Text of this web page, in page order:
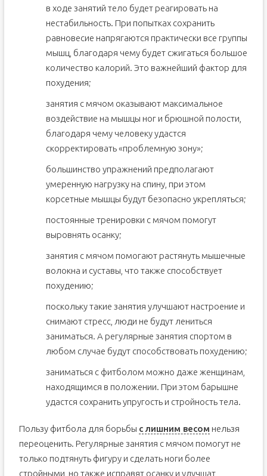
в ходе занятий тело будет реагировать на
нестабильность. При попытках сохранить
равновесие напрягаются практически все группы
мышц, благодаря чему будет сжигаться большое
количество калорий. Это важнейший фактор для
похудения;
занятия с мячом оказывают максимальное
воздействие на мышцы ног и брюшной полости,
благодаря чему человеку удастся
скорректировать «проблемную зону»;
большинство упражнений предполагают
умеренную нагрузку на спину, при этом
корсетные мышцы будут безопасно укрепляться;
постоянные тренировки с мячом помогут
выровнять осанку;
занятия с мячом помогают растянуть мышечные
волокна и суставы, что также способствует
похудению;
поскольку такие занятия улучшают настроение и
снимают стресс, люди не будут лениться
заниматься. А регулярные занятия спортом в
любом случае будут способствовать похудению;
заниматься с фитболом можно даже женщинам,
находящимся в положении. При этом барышне
удастся сохранить упругость и стройность тела.
Пользу фитбола для борьбы с лишним весом нельзя
переоценить. Регулярные занятия с мячом помогут не
только подтянуть фигуру и сделать ноги более
стройными, но также исправят осанку и улучшат